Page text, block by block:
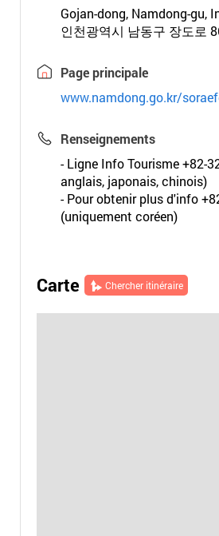
Gojan-dong, Namdong-gu,
인천광역시 남동구 장도로
Page principale
www.namdong.go.kr/
Renseignements
- Ligne Info Tourisme +82-
anglais, japonais, chinois)
- Pour obtenir plus d'info
(uniquement coréen)
Carte Chercher itinéraire